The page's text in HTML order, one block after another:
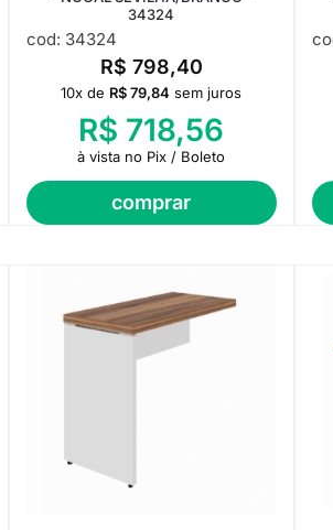
34324
cod: 34324
R$ 798,40
comprar
10x de R$79,84 sem juros
R$ 718,56
à vista no Pix / Boleto